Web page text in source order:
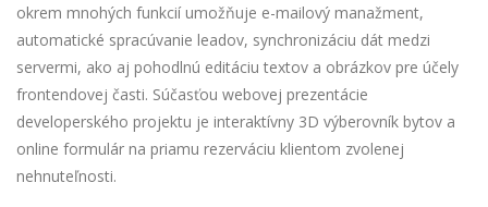
okrem mnohých funkcií umožňuje e-mailový manažment,
automatické spracúvanie leadov, synchronizáciu dát medzi
servermi, ako aj pohodlnú editáciu textov a obrázkov pre účely
frontendovej časti. Súčasťou webovej prezentácie
developerského projektu je interaktívny 3D výberovník bytov a
online formulár na priamu rezerváciu klientom zvolenej
nehnuteľnosti.